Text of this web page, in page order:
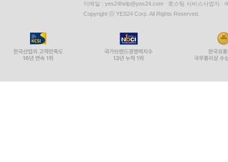
이메일 : yes24help@yes24.com 호스팅 서비스사업자 :
Copyright ⓒ YES24 Corp. All Rights Reserved.